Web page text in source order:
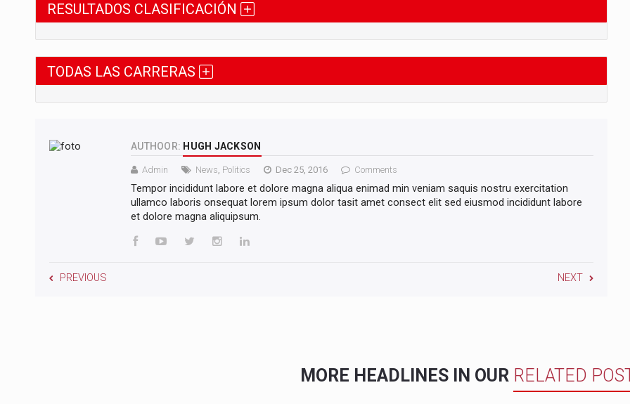
RESULTADOS CLASIFICACIÓN
TODAS LAS CARRERAS
AUTHOOR: HUGH JACKSON
Admin News, Politics Dec 25, 2016 Comments
Tempor incididunt labore et dolore magna aliqua enimad min veniam saquis nostru exercitation
ullamco laboris onsequat lorem ipsum dolor tasit amet consect elit sed eiusmod incididunt labore
et dolore magna aliquipsum.
PREVIOUS NEXT
MORE HEADLINES IN OUR RELATED